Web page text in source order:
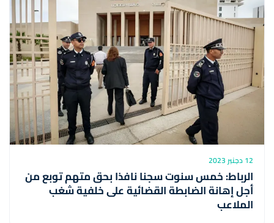
12 دجنبر 2023
الرباط: خمس سنوت سجنا نافذا بحق متهم توبع من
أجل إهانة الضابطة القضائية على خلفية شغب
الملاعب